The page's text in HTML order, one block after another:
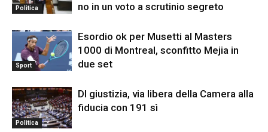
Politica
no in un voto a scrutinio segreto
Sport
Esordio ok per Musetti al Masters
1000 di Montreal, sconfitto Mejia in
due set
Politica
Dl giustizia, via libera della Camera alla
fiducia con 191 sì